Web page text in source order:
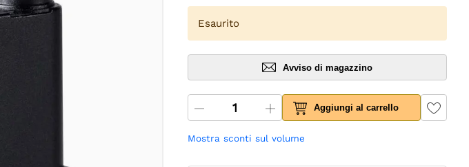
Esaurito
Avviso di magazzino
Aggiungi al carrello
Mostra sconti sul volume